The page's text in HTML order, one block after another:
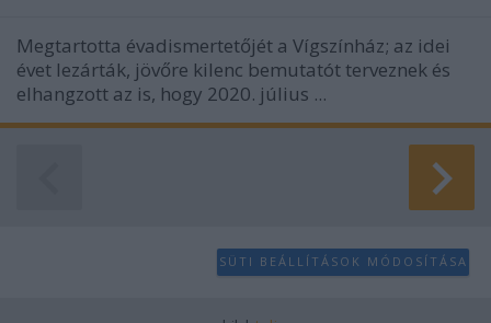
Megtartotta évadismertetőjét a Vígszínház; az idei
évet lezárták, jövőre kilenc bemutatót terveznek és
elhangzott az is, hogy 2020. július ...
SÜTI BEÁLLÍTÁSOK MÓDOSÍTÁSA